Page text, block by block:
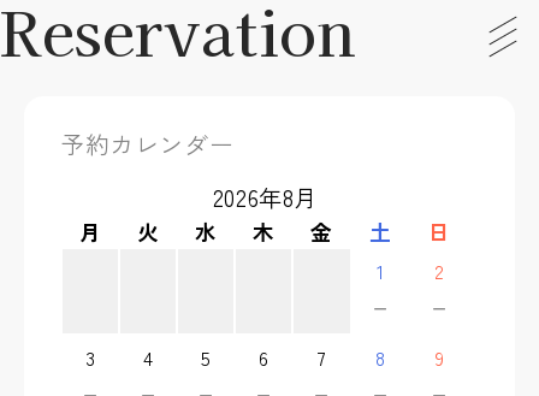
Reservation
予約カレンダー
2026年8月
月 火 水 木 金 土 日
1
－
2
－
3 4 5 6 7 8 9